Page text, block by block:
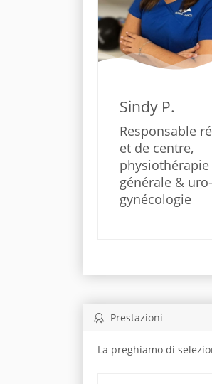
Sindy P.
Responsable
et de centre,
physiothérapie
générale & uro-
gynécologie
Prestazioni
La preghiamo di